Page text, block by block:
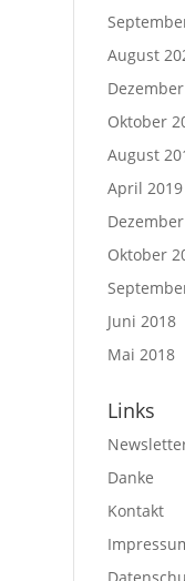
August
Oktober
August
April 2019
Oktober
Juni 2018
Mai 2018
Links
Danke
Kontakt